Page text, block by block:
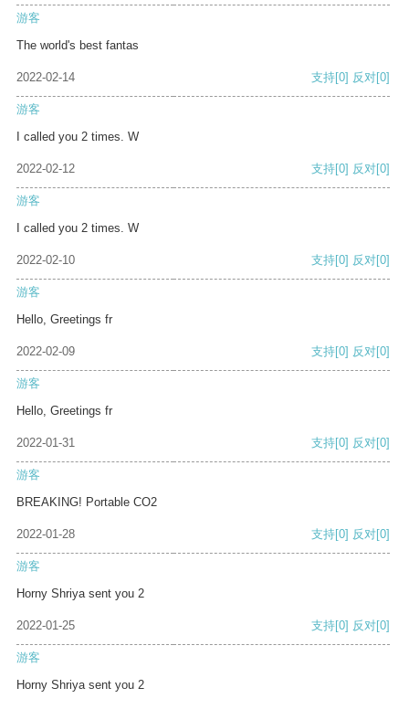
游客
The world's best fantas
2022-02-14 支持[0] 反对[0]
游客
I called you 2 times. W
2022-02-12 支持[0] 反对[0]
游客
I called you 2 times. W
2022-02-10 支持[0] 反对[0]
游客
Hello, Greetings fr
2022-02-09 支持[0] 反对[0]
游客
Hello, Greetings fr
2022-01-31 支持[0] 反对[0]
游客
BREAKING! Portable CO2
2022-01-28 支持[0] 反对[0]
游客
Horny Shriya sent you 2
2022-01-25 支持[0] 反对[0]
游客
Horny Shriya sent you 2